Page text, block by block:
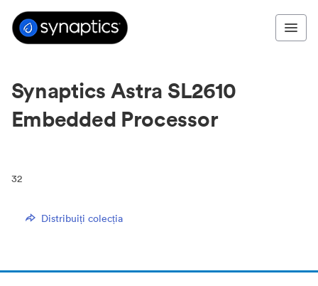
Synaptics Astra SL2610
Embedded Processor
32
Distribuiți colecția